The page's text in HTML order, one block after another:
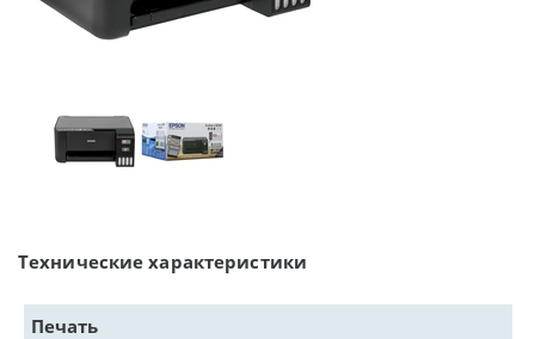
Технические характеристики
Печать